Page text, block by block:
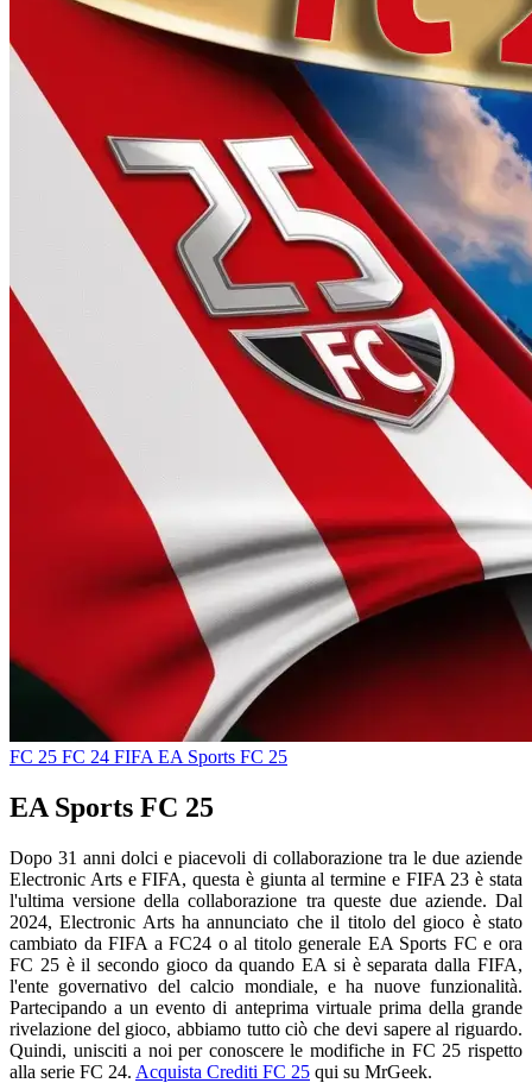
FC 25 FC 24 FIFA EA Sports FC 25
EA Sports FC 25
Dopo 31 anni dolci e piacevoli di collaborazione tra le due aziende
Electronic Arts e FIFA, questa è giunta al termine e FIFA 23 è stata
l'ultima versione della collaborazione tra queste due aziende. Dal
2024, Electronic Arts ha annunciato che il titolo del gioco è stato
cambiato da FIFA a FC24 o al titolo generale EA Sports FC e ora
FC 25 è il secondo gioco da quando EA si è separata dalla FIFA,
l'ente governativo del calcio mondiale, e ha nuove funzionalità.
Partecipando a un evento di anteprima virtuale prima della grande
rivelazione del gioco, abbiamo tutto ciò che devi sapere al riguardo.
Quindi, unisciti a noi per conoscere le modifiche in FC 25 rispetto
alla serie FC 24. Acquista Crediti FC 25 qui su MrGeek.